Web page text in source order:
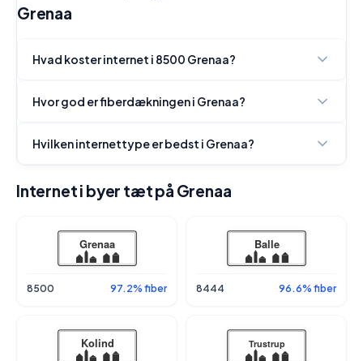
Grenaa
Hvad koster internet i 8500 Grenaa?
Hvor god er fiberdækningen i Grenaa?
Hvilken internettype er bedst i Grenaa?
Internet i byer tæt på Grenaa
8500 97.2% fiber 8444 96.6% fiber